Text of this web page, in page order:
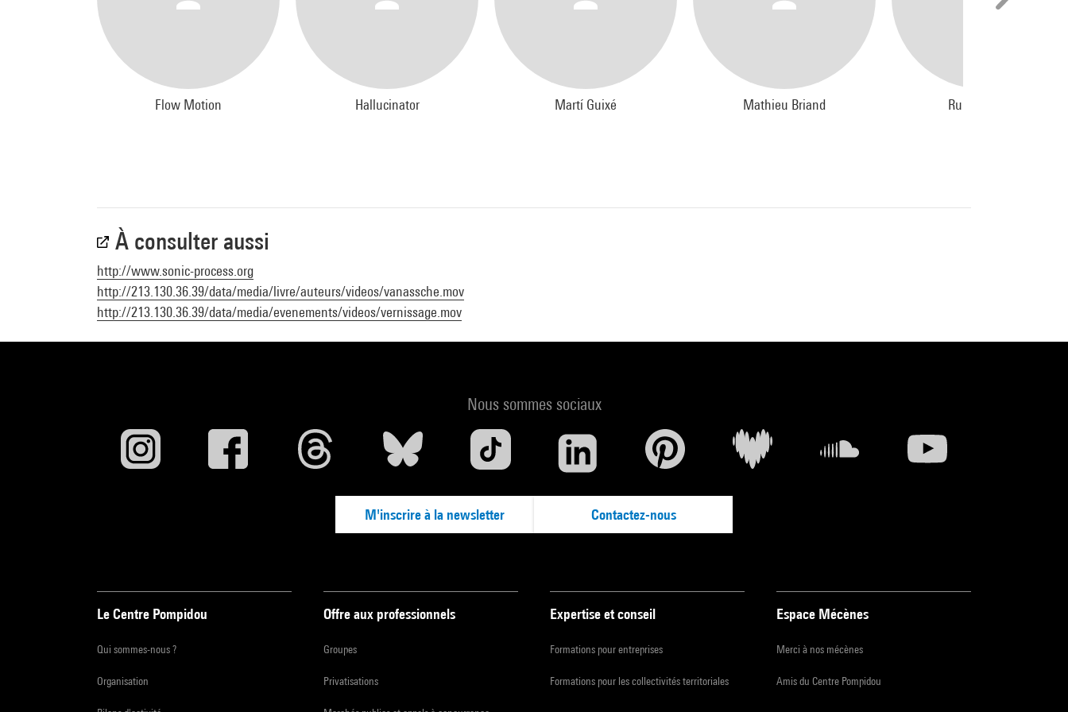
Flow Motion Hallucinator Martí Guixé Mathieu Briand Rupert Huber
À consulter aussi
http://www.sonic-process.org
http://213.130.36.39/data/media/livre/auteurs/videos/vanassche.mov
http://213.130.36.39/data/media/evenements/videos/vernissage.mov
Nous sommes sociaux
M'inscrire à la newsletter Contactez-nous
Le Centre Pompidou
Qui sommes-nous ?
Organisation
Offre aux professionnels
Groupes
Privatisations
Expertise et conseil
Formations pour entreprises
Formations pour les collectivités territoriales
Espace Mécènes
Merci à nos mécènes
Amis du Centre Pompidou